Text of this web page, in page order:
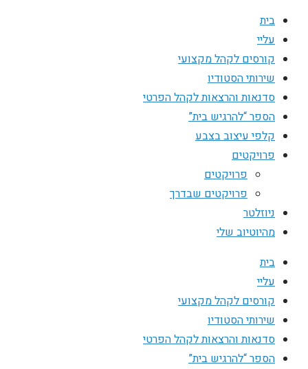
בית
עליי
קורסים לקהל מקצועי
שירותי הסטודיו
סדנאות והרצאות לקהל הפרטי
הספר “להרגיש בית”
קלפי עיצוב בצבע
פרויקטים
פרויקטים
פרויקטים שבדרך
ניוזלטר
מהיוטיוב שלי
בית
עליי
קורסים לקהל מקצועי
שירותי הסטודיו
סדנאות והרצאות לקהל הפרטי
הספר “להרגיש בית”